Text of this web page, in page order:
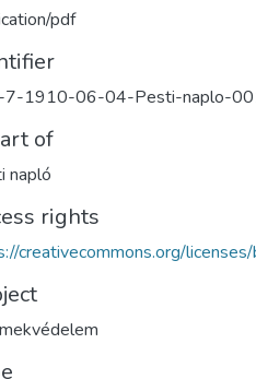
pdf
1910-06-04-Pesti-naplo-
of
napló
rights
creativecommons.org/